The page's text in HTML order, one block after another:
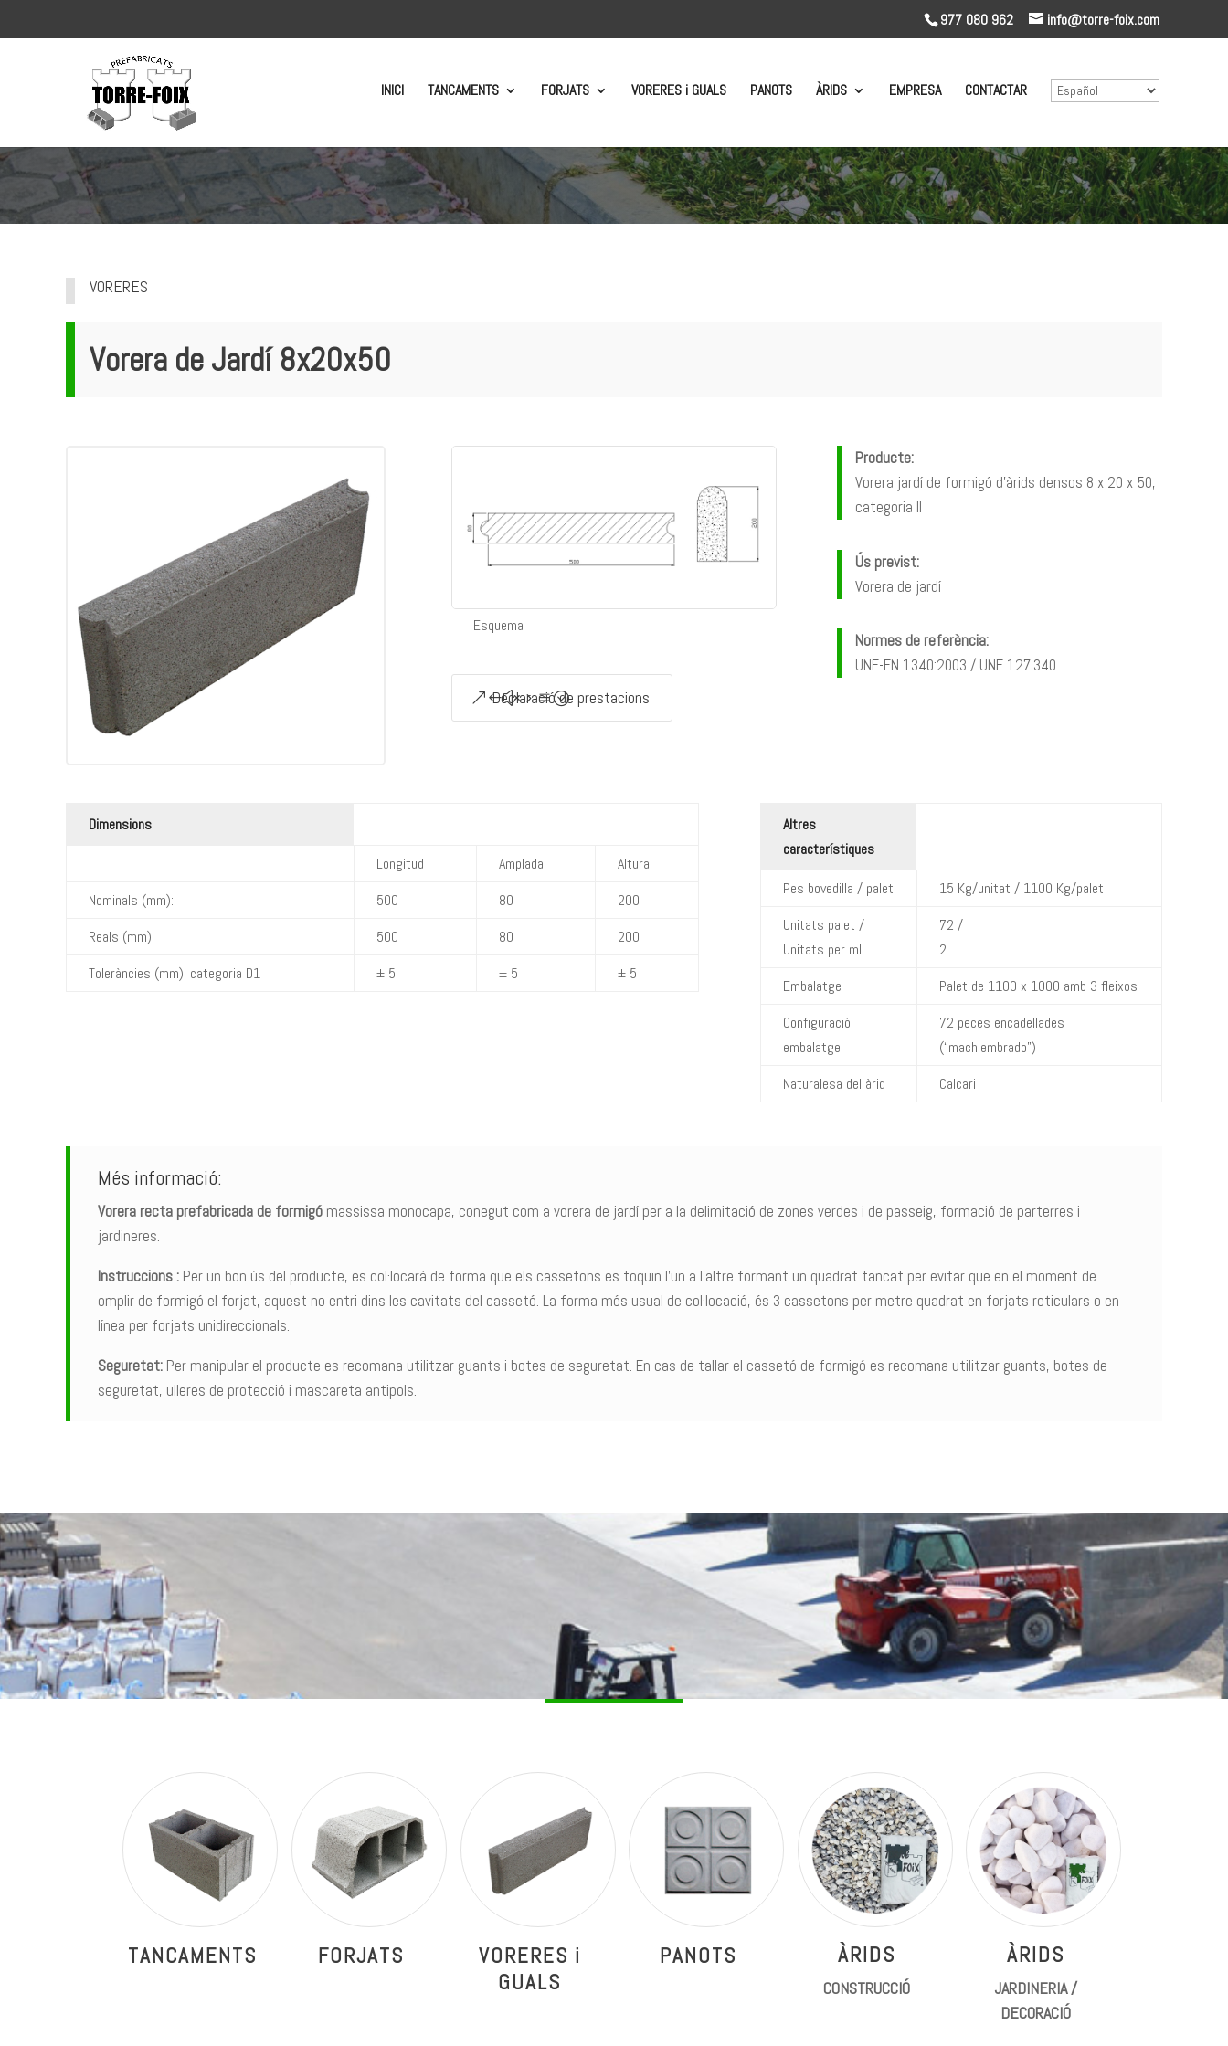
977 080 962 info@torre-foix.com
INICI TANCAMENTS FORJATS VORERES i GUALS PANOTS ÀRIDS EMPRESA CONTACTAR
VORERES
Vorera de Jardí 8x20x50
Esquema
Declaració de prestacions
Producte:
Vorera jardí de formigó d’àrids densos 8 x 20 x 50,
categoria II
Ús previst:
Vorera de jardí
Normes de referència:
UNE-EN 1340:2003 / UNE 127.340
Dimensions
Longitud Amplada
Altura
Nominals (mm):
500 80
200
Reals (mm):
500 80
200
Toleràncies (mm): categoria D1
± 5 ± 5 ± 5
Altres
característiques
Pes bovedilla / palet
15 Kg/unitat / 1100 Kg/palet
Unitats palet /
Unitats per ml
72 /
2
Embalatge
Palet de 1100 x 1000 amb 3 fleixos
Configuració
embalatge
72 peces encadellades
(“machiembrado”)
Naturalesa del àrid
Calcari
Més informació:
Vorera recta prefabricada de formigó massissa monocapa, conegut com a vorera de jardí per a la delimitació de zones verdes i de passeig, formació de parterres i
jardineres.
Instruccions : Per un bon ús del producte, es col·locarà de forma que els cassetons es toquin l’un a l’altre formant un quadrat tancat per evitar que en el moment de
omplir de formigó el forjat, aquest no entri dins les cavitats del cassetó. La forma més usual de col·locació, és 3 cassetons per metre quadrat en forjats reticulars o en
línea per forjats unidireccionals.
Seguretat: Per manipular el producte es recomana utilitzar guants i botes de seguretat. En cas de tallar el cassetó de formigó es recomana utilitzar guants, botes de
seguretat, ulleres de protecció i mascareta antipols.
TANCAMENTS FORJATS
VORERES i
GUALS
PANOTS ÀRIDS
CONSTRUCCIÓ
ÀRIDS
JARDINERIA /
DECORACIÓ